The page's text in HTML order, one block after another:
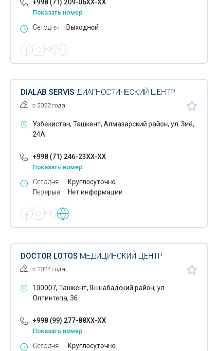
+998 (71) 209-06XX-XX
Показать номер
Сегодня Выходной
DIALAB SERVIS ДИАГНОСТИЧЕСКИЙ ЦЕНТР
с 2022 года
Узбекистан, Ташкент, Алмазарский район, ул. Зиё,
24А
+998 (71) 246-23XX-XX
Показать номер
Сегодня
Перерыв
Круглосуточно
Нет информации
DOCTOR LOTOS МЕДИЦИНСКИЙ ЦЕНТР
с 2024 года
100007, Ташкент, Яшнабадский район, ул.
Олтинтепа, 36
+998 (99) 277-88XX-XX
Показать номер
Сегодня
Круглосуточно